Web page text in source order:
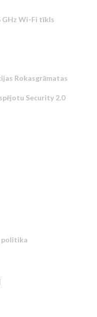
GHz Wi-Fi tīkls
Rokasgrāmatas
Security 2.0
politika
Estonian